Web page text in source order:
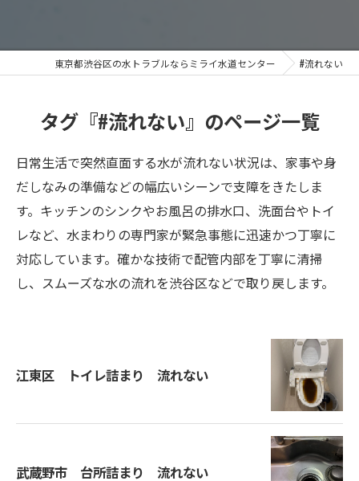
東京都渋谷区の水トラブルならミライ水道センター #流れない
タグ『#流れない』のページ一覧
日常生活で突然直面する水が流れない状況は、家事や身
だしなみの準備などの幅広いシーンで支障をきたしま
す。キッチンのシンクやお風呂の排水口、洗面台やトイ
レなど、水まわりの専門家が緊急事態に迅速かつ丁寧に
対応しています。確かな技術で配管内部を丁寧に清掃
し、スムーズな水の流れを渋谷区などで取り戻します。
江東区 トイレ詰まり 流れない
武蔵野市 台所詰まり 流れない